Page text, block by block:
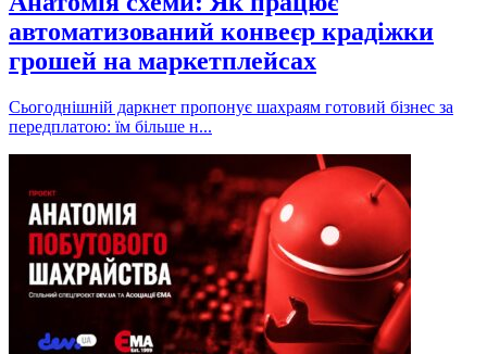
автоматизований конвеєр крадіжки
грошей на маркетплейсах
Сьогоднішній даркнет пропонує шахраям готовий бізнес за
передплатою: їм більше н...